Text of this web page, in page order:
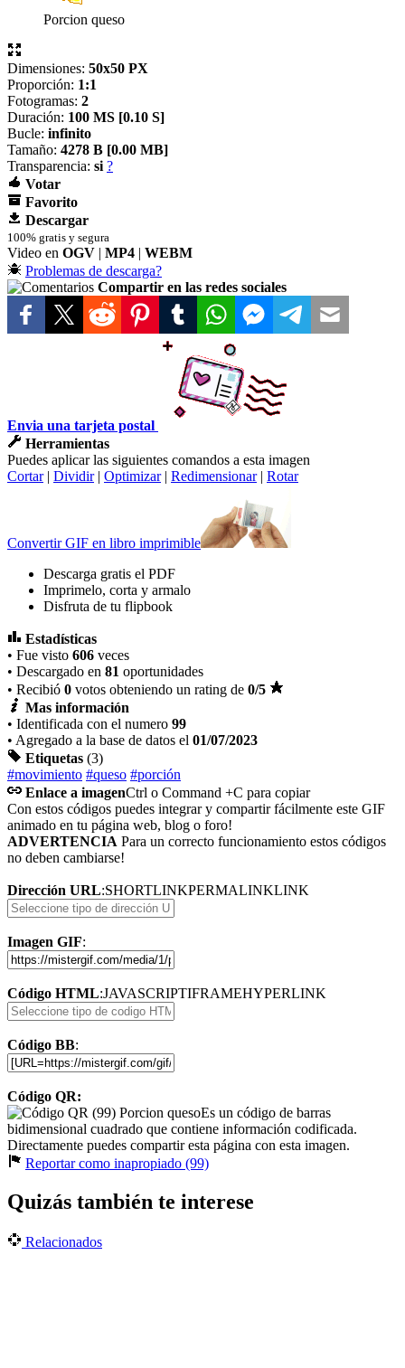
Porcion queso
Dimensiones: 50x50 PX
Proporción: 1:1
Fotogramas: 2
Duración: 100 MS [0.10 S]
Bucle: infinito
Tamaño: 4278 B [0.00 MB]
Transparencia: si ?
Votar
Favorito
Descargar
100% gratis y segura
Video en OGV | MP4 | WEBM
Problemas de descarga?
Compartir en las redes sociales
Envia una tarjeta postal
Herramientas
Puedes aplicar las siguientes comandos a esta imagen
Cortar| Dividir| Optimizar| Redimensionar| Rotar
Convertir GIF en libro imprimible
Descarga gratis el PDF
Imprimelo, corta y armalo
Disfruta de tu flipbook
Estadísticas
• Fue visto 606 veces
• Descargado en 81 oportunidades
• Recibió 0 votos obteniendo un rating de 0/5
Mas información
• Identificada con el numero 99
• Agregado a la base de datos el 01/07/2023
Etiquetas (3)
#movimiento #queso #porción
Enlace a imagenCtrl o Command +C para copiar
Con estos códigos puedes integrar y compartir fácilmente este GIF
animado en tu página web, blog o foro!
ADVERTENCIA Para un correcto funcionamiento estos códigos
no deben cambiarse!
Dirección URL:SHORTLINKPERMALINKLINK
Imagen GIF:
Código HTML:JAVASCRIPTIFRAMEHYPERLINK
Código BB:
Código QR:
Es un código de barras
bidimensional cuadrado que contiene información codificada.
Directamente puedes compartir esta página con esta imagen.
Reportar como inapropiado (99)
Quizás también te interese
Relacionados